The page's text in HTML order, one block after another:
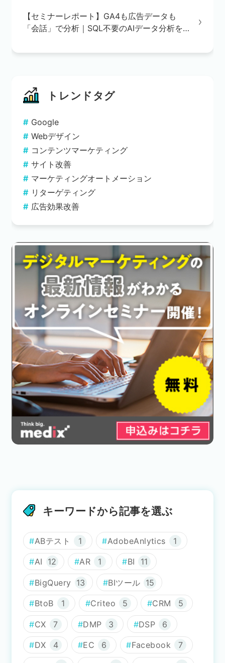
【セミナーレポート】GA4も広告データも
「会話」で分析｜SQL不要のAIデータ分析を
トレンドタグ
Google
Webデザイン
コンテンツマーケティング
サイト改善
マーケティングオートメーション
リターゲティング
広告効果改善
キーワードから記事を選ぶ
ABテスト 1 AdobeAnlytics 1
AI 12 AR 1 BI 11
BigQuery 13 BIツール 15
BtoB 1 Criteo 5 CRM 5
CX 7 DMP 3 DSP 6
DX 4 EC 6 Facebook 7